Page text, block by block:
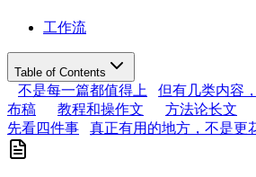
工作流
Table of Contents
不是每一篇都值得上 但有几类内容
布稿
教程和操作文 方法论长文
先看四件事
真正有用的地方，不是更